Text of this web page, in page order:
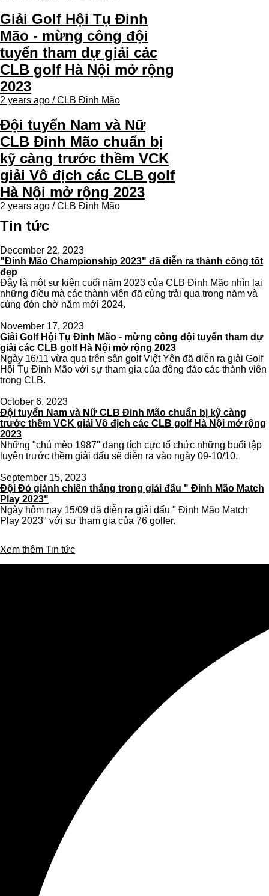
Giải Golf Hội Tụ Đinh
Mão - mừng công đội
tuyển tham dự giải các
CLB golf Hà Nội mở rộng
2023
2 years ago / CLB Đinh Mão
Đội tuyển Nam và Nữ
CLB Đinh Mão chuẩn bị
kỹ càng trước thềm VCK
giải Vô địch các CLB golf
Hà Nội mở rộng 2023
2 years ago / CLB Đinh Mão
Tin tức
December 22, 2023
"Đinh Mão Championship 2023" đã diễn ra thành công tốt
đẹp
Đây là một sự kiện cuối năm 2023 của CLB Đinh Mão nhìn lại
những điều mà các thành viên đã cùng trải qua trong năm và
cùng đón chờ năm mới 2024.
November 17, 2023
Giải Golf Hội Tụ Đinh Mão - mừng công đội tuyển tham dự
giải các CLB golf Hà Nội mở rộng 2023
Ngày 16/11 vừa qua trên sân golf Việt Yên đã diễn ra giải Golf
Hội Tụ Đinh Mão với sự tham gia của đông đảo các thành viên
trong CLB.
October 6, 2023
Đội tuyển Nam và Nữ CLB Đinh Mão chuẩn bị kỹ càng
trước thềm VCK giải Vô địch các CLB golf Hà Nội mở rộng
2023
Những "chú mèo 1987" đang tích cực tổ chức những buổi tập
luyện trước thềm giải đấu sẽ diễn ra vào ngày 09-10/10.
September 15, 2023
Đội Đỏ giành chiến thắng trong giải đấu " Đinh Mão Match
Play 2023"
Ngày hôm nay 15/09 đã diễn ra giải đấu " Đinh Mão Match
Play 2023" với sự tham gia của 76 golfer.
Xem thêm Tin tức